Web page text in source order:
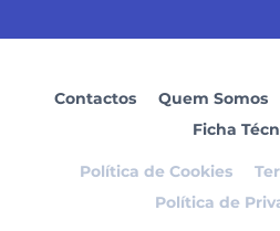
Contactos Quem Somos
Ficha
Política de Cookies
Política de